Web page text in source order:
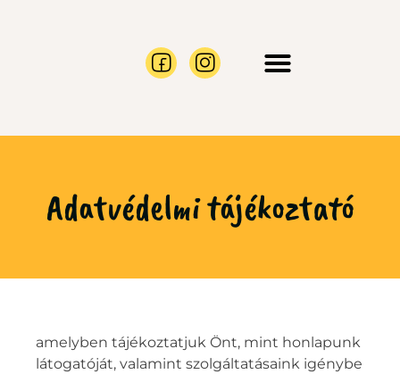
Adatvédelmi tájékoztató
amelyben tájékoztatjuk Önt, mint honlapunk
látogatóját, valamint szolgáltatásaink igénybe